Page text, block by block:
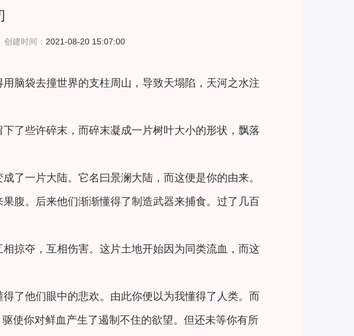
创建时间： 2021-08-20 15:07:00
脑袋去撞世界的支柱周山，导致天塌陷，天河之水注
了些许碎末，而碎末凝成一片树叶大小的形状，飘落
了一片大陆。它名曰景澜大陆，而这便是你的由来。
腹。后来他们渐渐懂得了制造武器来捕食。过了几百
掠夺，互相伤害。这片土地开始因为同类流血，而这
了他们眼中的悲欢。由此你便以为我懂得了人类。而
使你对鲜血产生了遏制不住的欲望。但还未等你有所